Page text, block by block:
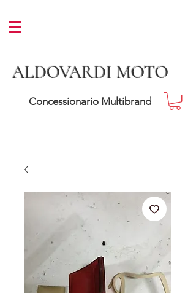
ALDOVARDI MOTO
Concessionario Multibrand